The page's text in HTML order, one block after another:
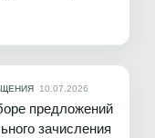
10.07.2026
предложений
зачисления